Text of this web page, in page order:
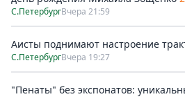
С.ПетербургВчера 21:59
Аисты поднимают настроение
С.ПетербургВчера 19:27
"Пенаты" без экспонатов: